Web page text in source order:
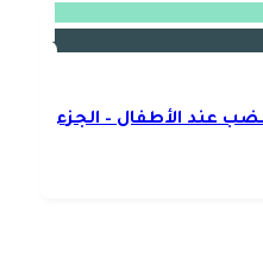
عند الأطفال – الجزء